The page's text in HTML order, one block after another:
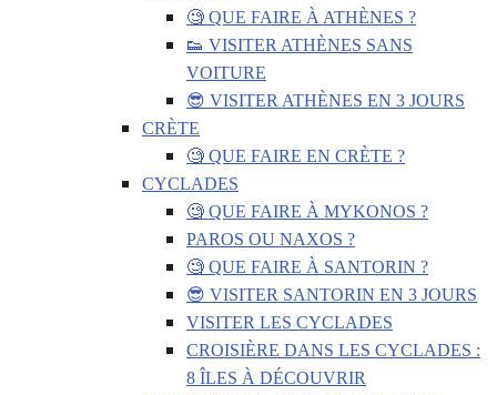
🧐 QUE FAIRE À ATHÈNES ?
👟 VISITER ATHÈNES SANS
VOITURE
😎 VISITER ATHÈNES EN 3 JOURS
CRÈTE
🧐 QUE FAIRE EN CRÈTE ?
CYCLADES
🧐 QUE FAIRE À MYKONOS ?
PAROS OU NAXOS ?
🧐 QUE FAIRE À SANTORIN ?
😎 VISITER SANTORIN EN 3 JOURS
VISITER LES CYCLADES
CROISIÈRE DANS LES CYCLADES :
8 ÎLES À DÉCOUVRIR